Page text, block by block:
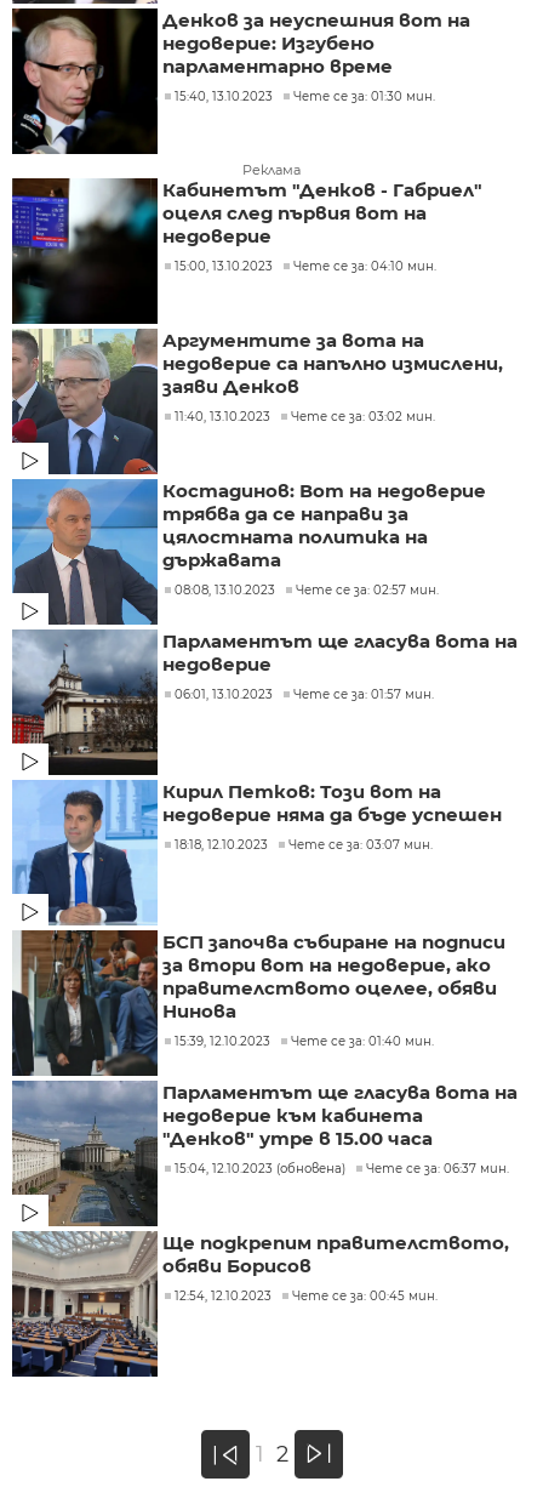
Денков за неуспешния вот на
недоверие: Изгубено
парламентарно време
15:40, 13.10.2023 Чете се за: 01:30 мин.
Реклама
Кабинетът "Денков - Габриел"
оцеля след първия вот на
недоверие
15:00, 13.10.2023 Чете се за: 04:10 мин.
Аргументите за вота на
недоверие са напълно измислени,
заяви Денков
11:40, 13.10.2023 Чете се за: 03:02 мин.
Костадинов: Вот на недоверие
трябва да се направи за
цялостната политика на
държавата
08:08, 13.10.2023 Чете се за: 02:57 мин.
Парламентът ще гласува вота на
недоверие
06:01, 13.10.2023 Чете се за: 01:57 мин.
Кирил Петков: Този вот на
недоверие няма да бъде успешен
18:18, 12.10.2023 Чете се за: 03:07 мин.
БСП започва събиране на подписи
за втори вот на недоверие, ако
правителството оцелее, обяви
Нинова
15:39, 12.10.2023 Чете се за: 01:40 мин.
Парламентът ще гласува вота на
недоверие към кабинета
"Денков" утре в 15.00 часа
15:04, 12.10.2023 (обновена) Чете се за: 06:37 мин.
Ще подкрепим правителството,
обяви Борисов
12:54, 12.10.2023 Чете се за: 00:45 мин.
« 1 2 »